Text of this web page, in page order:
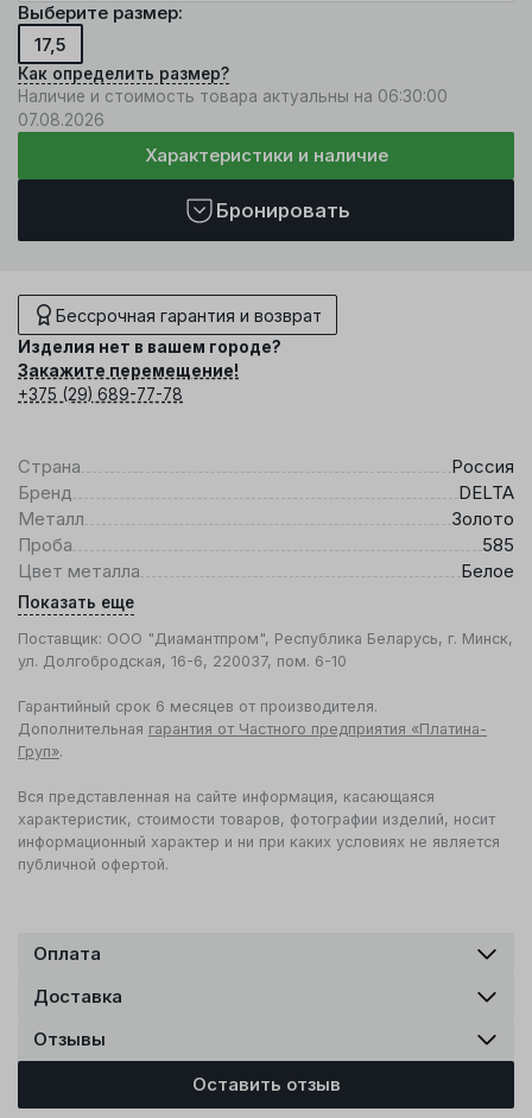
Выберите размер:
17,5
Как определить размер?
Наличие и стоимость товара актуальны на 06:30:00
07.08.2026
Характеристики и наличие
Бронировать
Бессрочная гарантия и возврат
Изделия нет в вашем городе?
Закажите перемещение!
+375 (29) 689-77-78
Страна
Россия
Бренд
DELTA
Металл
Золото
Проба
585
Цвет металла
Белое
Показать еще
Поставщик: ООО "Диамантпром", Республика Беларусь, г. Минск,
ул. Долгобродская, 16-6, 220037, пом. 6-10
Гарантийный срок 6 месяцев от производителя.
Дополнительная гарантия от Частного предприятия «Платина-
Груп».
Вся представленная на сайте информация, касающаяся
характеристик, стоимости товаров, фотографии изделий, носит
информационный характер и ни при каких условиях не является
публичной офертой.
Оплата
Доставка
Отзывы
Оставить отзыв